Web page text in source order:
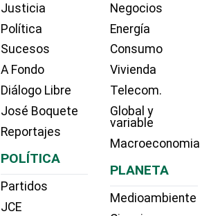
Justicia
Política
Sucesos
A Fondo
Diálogo Libre
José Boquete
Reportajes
POLÍTICA
Partidos
JCE
Negocios
Energía
Consumo
Vivienda
Telecom.
Global y
variable
Macroeconomia
PLANETA
Medioambiente